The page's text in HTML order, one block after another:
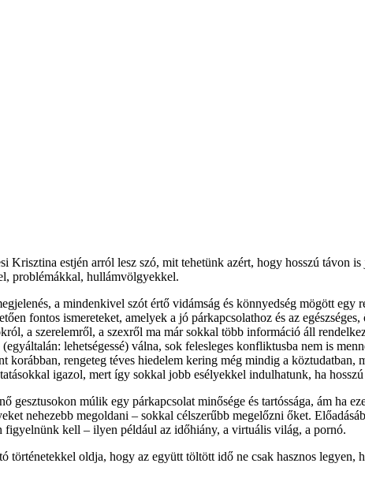
Krisztina estjén arról lesz szó, mit tehetünk azért, hogy hosszú távon
problémákkal, hullámvölgyekkel.
a mindenkivel szót értő vidámság és könnyedség mögött
fontos ismereteket, amelyek a jó párkapcsolathoz és az
a szerelemről, a szexről ma már sokkal több információ áll
lehetségessé) válna, sok felesleges konfliktusba nem is
rengeteg téves hiedelem kering még mindig a köztudatban,
igazol, mert így sokkal jobb esélyekkel indulhatunk, ha
múlik egy párkapcsolat minősége és tartóssága, ám ha
nehezebb megoldani – sokkal célszerűbb megelőzni őket.
figyelnünk kell – ilyen például az időhiány, a virtuális világ, a pornó.
oldja, hogy az együtt töltött idő ne csak hasznos legyen,